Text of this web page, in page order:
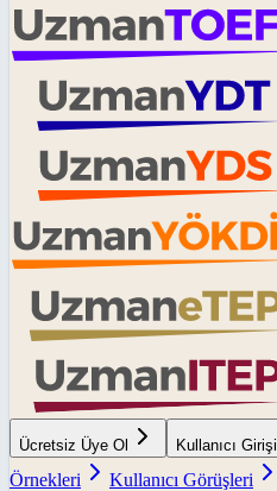
Ücretsiz Üye Ol Kullanıcı Girişi
Örnekleri
Kullanıcı Görüşleri